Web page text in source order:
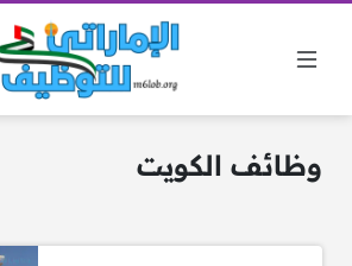
وظائف الكويت